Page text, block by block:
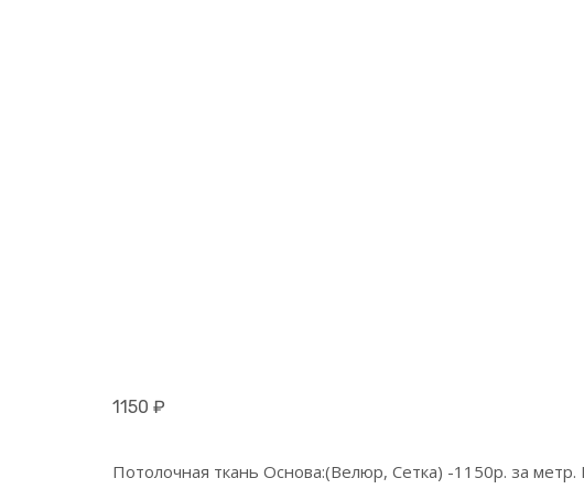
1150 ₽
Потолочная ткань Основа:(Велюр, Сетка) -1150р. за